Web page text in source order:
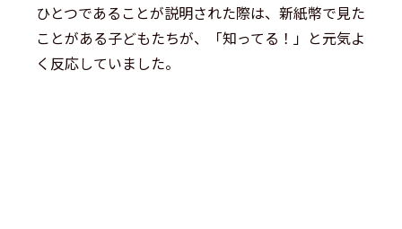
ひとつであることが説明された際は、新紙幣で見た
ことがある子どもたちが、「知ってる！」と元気よ
く反応していました。